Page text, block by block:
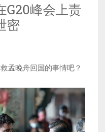
G20峰会上责
密
孟晚舟回国的事情吧？